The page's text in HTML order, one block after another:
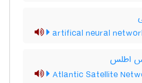
artifical neural
اطلس
Atlantic Satellite